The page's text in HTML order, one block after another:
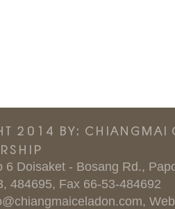
2014 BY:
6 Doisaket - Bosang Rd.,
484695, Fax 66-53-484692
,